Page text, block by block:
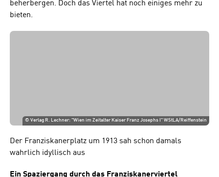
beherbergen. Doch das Viertel hat noch einiges mehr zu
bieten.
©Verlag R. Lechner: "Wien im Zeitalter Kaiser Franz Josephs I" WStLA/Reiffenstein
Der Franziskanerplatz um 1913 sah schon damals
wahrlich idyllisch aus
Ein Spaziergang durch das Franziskanerviertel